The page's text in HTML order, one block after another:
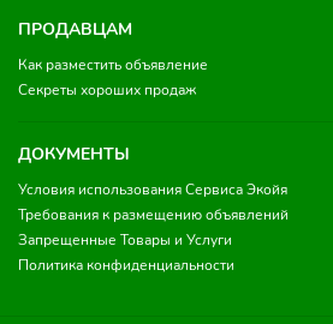
ПРОДАВЦАМ
Как разместить объявление
Секреты хороших продаж
ДОКУМЕНТЫ
Условия использования Сервиса Экойя
Требования к размещению объявлений
Запрещенные Товары и Услуги
Политика конфиденциальности